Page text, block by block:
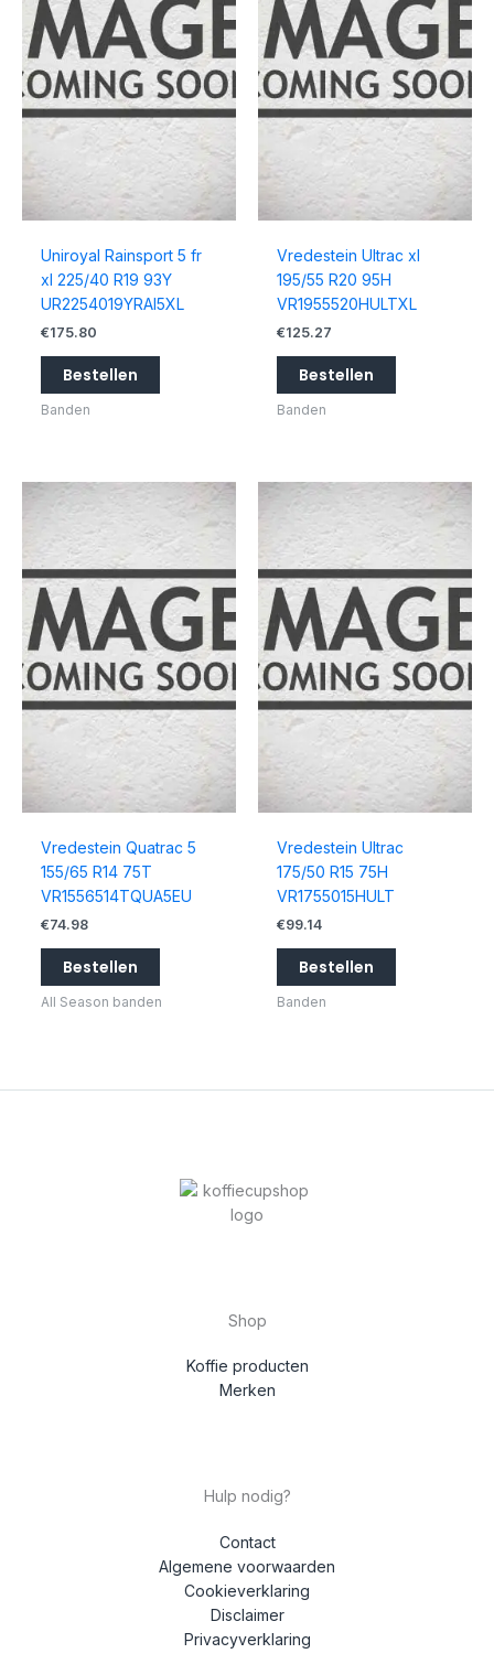
Uniroyal Rainsport 5 fr
xl 225/40 R19 93Y
UR2254019YRAI5XL
€175.80
Bestellen
Banden
Vredestein Ultrac xl
195/55 R20 95H
VR1955520HULTXL
€125.27
Bestellen
Banden
Vredestein Quatrac 5
155/65 R14 75T
VR1556514TQUA5EU
€74.98
Bestellen
All Season banden
Vredestein Ultrac
175/50 R15 75H
VR1755015HULT
€99.14
Bestellen
Banden
Shop
Koffie producten
Merken
Hulp nodig?
Contact
Algemene voorwaarden
Cookieverklaring
Disclaimer
Privacyverklaring